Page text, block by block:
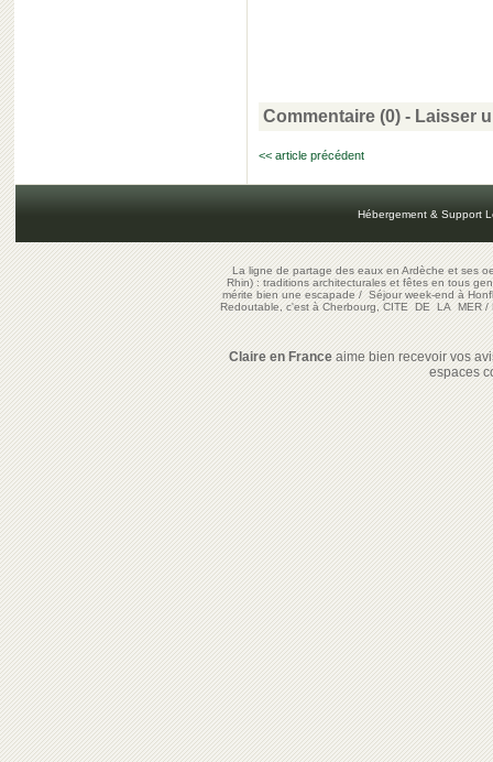
Commentaire (0) - Laisser
<< article précédent
Hébergement & Support
La ligne de partage des eaux en Ardèche et ses
Rhin) : traditions architecturales et fêtes en tous
mérite bien une escapade/Séjour week-end à
Redoutable, c'est à Cherbourg, CITE DE LA MER/
Claire en Franceaime bien recevoir vos
espaces